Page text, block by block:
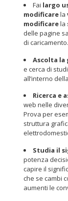
Fai largo
modificarela
modificarela
delle pagine
di caricamento.
Ascolta la
e cerca di
all’interno
Ricerca e
web nelle
Prova per
struttura
Studia il
potenza
capire il
che se cambi
aumenti le